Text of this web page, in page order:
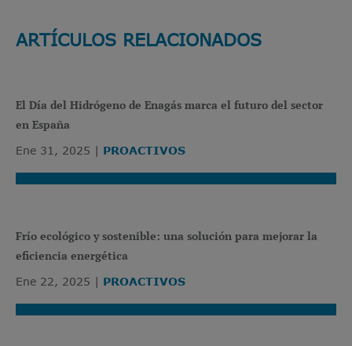
ARTÍCULOS RELACIONADOS
El Día del Hidrógeno de Enagás marca el futuro del sector
en España
Ene 31, 2025 PROACTIVOS
Frío ecológico y sostenible: una solución para mejorar la
eficiencia energética
Ene 22, 2025 PROACTIVOS